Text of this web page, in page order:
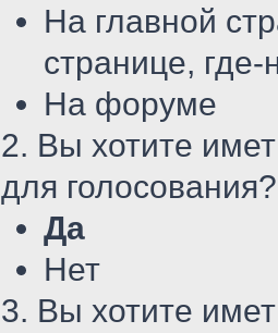
На главной
странице, где-
На форуме
2. Вы хотите
для голосования?
Да
Нет
3. Вы хотите